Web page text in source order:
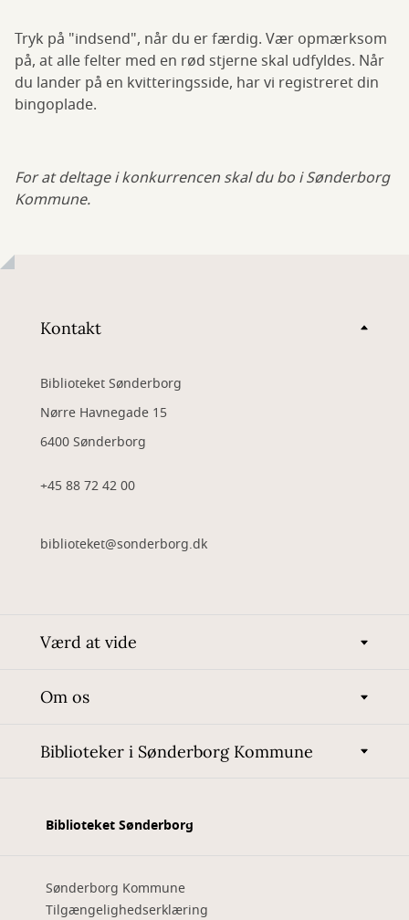
Tryk på "indsend", når du er færdig. Vær opmærksom
på, at alle felter med en rød stjerne skal udfyldes. Når
du lander på en kvitteringsside, har vi registreret din
bingoplade.
For at deltage i konkurrencen skal du bo i Sønderborg
Kommune.
Kontakt
Biblioteket Sønderborg
Nørre Havnegade 15
6400 Sønderborg
+45 88 72 42 00
biblioteket@sonderborg.dk
Værd at vide
Om os
Biblioteker i Sønderborg Kommune
Biblioteket Sønderborg
Sønderborg Kommune
Tilgængelighedserklæring